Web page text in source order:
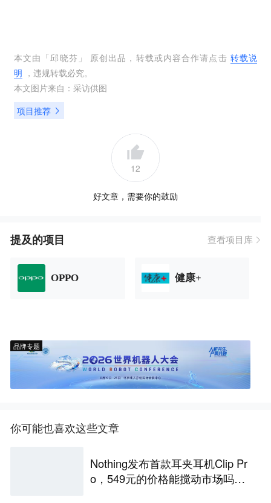
本文由「 邱晓芬 」 原创出品，转载或内容合作请点击 转载说
明 ，违规转载必究。
本文图片来自： 采访供图
项目推荐
12
好文章，需要你的鼓励
提及的项目 查看项目库
OPPO 健康+
品牌专题
你可能也喜欢这些文章
Nothing发布首款耳夹耳机Clip Pr
o，549元的价格能搅动市场吗？